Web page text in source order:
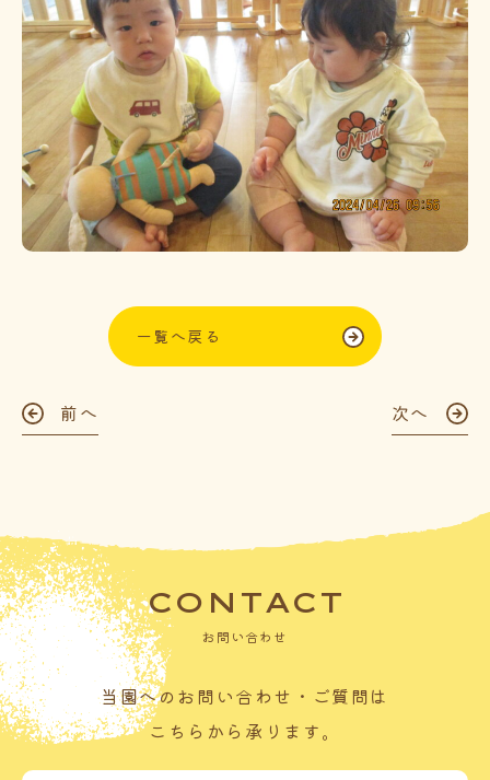
一覧へ戻る
前へ 次へ
CONTACT
お問い合わせ
当園へのお問い合わせ・ご質問は
こちらから承ります。